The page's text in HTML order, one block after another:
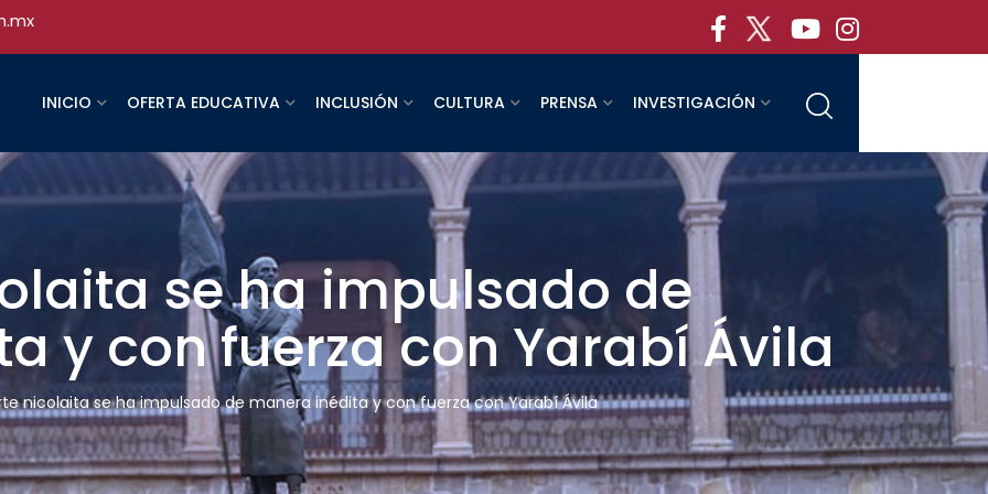
INICIO OFERTA EDUCATIVA INCLUSIÓN CULTURA PRENSA INVESTIGACIÓN
se ha impulsado de
y con fuerza con Yarabí Ávila
nicolaita se ha impulsado de manera inédita y con fuerza con Yarabí Ávila